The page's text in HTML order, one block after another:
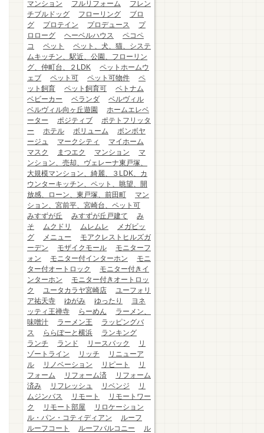
マンション フルリフォーム
フレン
チブルドッグ
フローリング
ブロ
グ
プロテイン プロデュース
プ
ロローグ
ヘーベルハウス
ペコペ
コ
ペット
ペット、犬、猫、システ
ムキッチン、駅近、公園、フローリン
グ、仲町台、２LDK
ペットホームウ
ェブ
ペット可 ペット可物件
ペ
ット飼育
ペット飼育可
ベトナム
ベビーカー
ベランダ
ベルヴィル
ベルヴィル向ヶ丘遊園
ホームエレベ
ーター
ポジティブ
ポテトフリッタ
ー
ホテル ボリューム
ボンボヤ
ージュ
マークシティ
マイホーム
マスク
まつエク マンション
マ
ンション、売却、ヴェレーナ東戸塚、
大規模マンション、綺麗、３LDK、カ
ウンターキッチン、ペット、眺望、開
放感、ローン、東戸塚、前田町
マン
ション、宮前平、宮崎台、ペット可
みすずが丘
みすずが丘戸建て
み
そ
ムクドリ ムレムレ
メガビッ
グ
メニュー
モアクレストヒルズガ
ーデン
モザイクモール
モニターフ
ォン
モニター付インターホン
モニ
ター付オートロック
モニター付きイ
ンターホン
モニター付きオートロッ
ク
ユータカラヤ宮崎店
ユーフォリ
ア祐天寺
ゆがみ ゆったり
ヨネ
ッティ王禅寺
らーめん
ラーメン、
味噌汁
ラーメン王
ラッピングバ
ス
ららぽーと横浜
ランキング
ランチ
ランド リースバック
リ
ゾートライン
リッチ
リニューア
ル
リノベーション リピート
リ
フォーム
リフォーム済
リフォーム
済み
リフレッシュ リベンジ
リ
ムジンバス
リモート
リモートワー
ク
リモート部屋
リロケーション
ル・パン・コティディアン
ルーフ
ルーフコート
ルーフバルコニー
ル